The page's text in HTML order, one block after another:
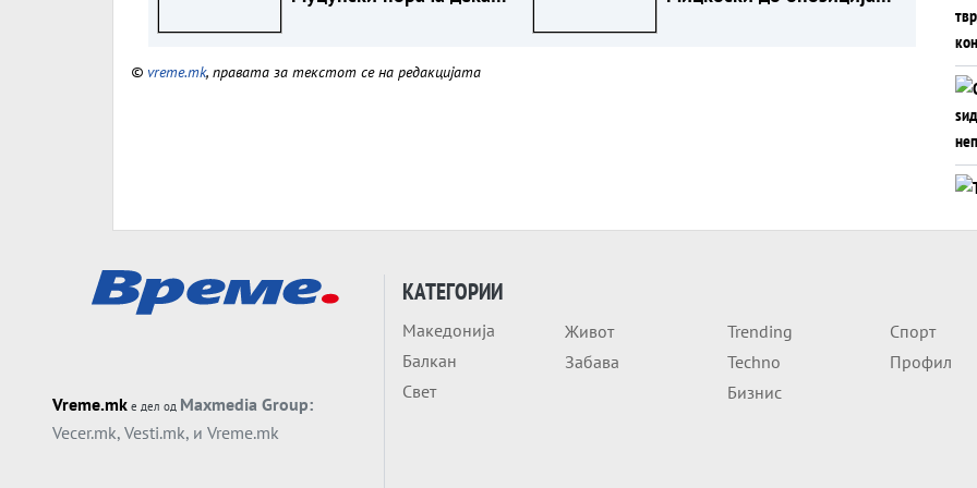
без нови услови од
© vreme.mk, правата за текстот се на редакцијата
Vreme.mk е дел од Maxmedia Group:
Vecer.mk, Vesti.mk, и Vreme.mk
КАТЕГОРИИ
Македонија
Балкан
Свет
Живот
Забава
Trending
Techno
Бизнис
Спорт
Профил